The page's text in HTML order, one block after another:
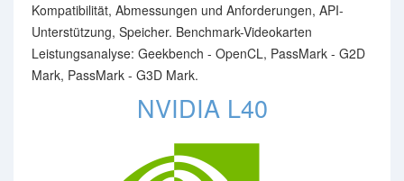
Kompatibilität, Abmessungen und Anforderungen, API-
Unterstützung, Speicher. Benchmark-Videokarten
Leistungsanalyse: Geekbench - OpenCL, PassMark - G2D
Mark, PassMark - G3D Mark.
NVIDIA L40